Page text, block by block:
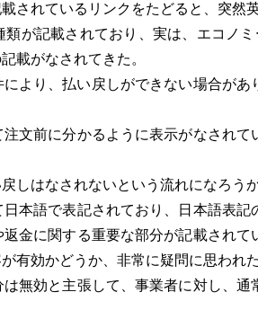
されているリンクをたどると、突然
が記載されており、実は、エコノミ
載がなされてきた。
より、払い戻しができない場合が
文前に分かるように表示がなされて
しはなされないという流れになろう
本語で表記されており、日本語表
金に関する重要な部分が記載され
有効かどうか、非常に疑問に思われた
無効と主張して、事業者に対し、通